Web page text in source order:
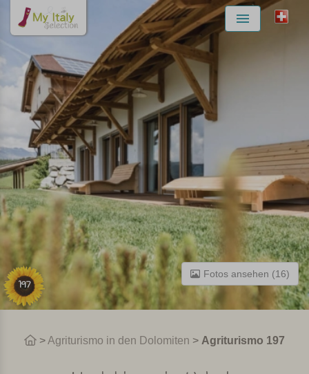
Menu
197
Fotos ansehen (16)
>Agriturismo in den Dolomiten > Agriturismo 197